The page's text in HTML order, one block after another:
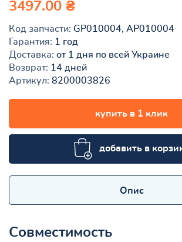
3497.00 ₴
Код запчасти: GP010004, AP010004
Гарантия: 1 год
Доставка: от 1 дня по всей Украине
Возврат: 14 дней
Артикул: 8200003826
купить в 1 клик
добавить в
Опис
Совместимость